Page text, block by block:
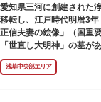
愛知県三河に創建された
移転し、江戸時代明暦3
正信夫妻の絵像」（国重
「世直し大明神」の墓が
浅草中央部エリア